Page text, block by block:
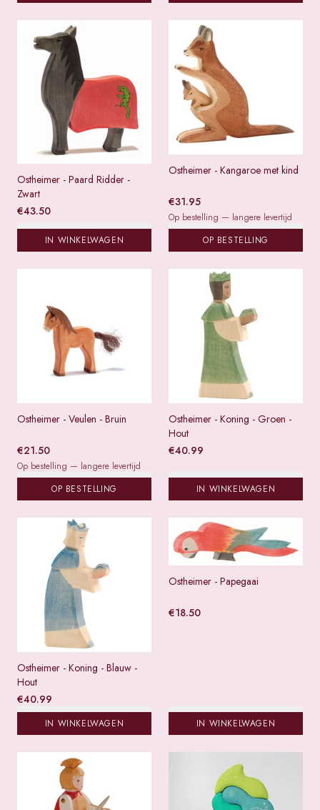
Ostheimer - Paard Ridder -
Zwart
€43.50
IN WINKELWAGEN
Ostheimer - Kangaroe met kind
€31.95
Op bestelling — langere levertijd
OP BESTELLING
Ostheimer - Veulen - Bruin
€21.50
Op bestelling — langere levertijd
OP BESTELLING
Ostheimer - Koning - Groen -
Hout
€40.99
IN WINKELWAGEN
Ostheimer - Koning - Blauw -
Hout
€40.99
IN WINKELWAGEN
Ostheimer - Papegaai
€18.50
IN WINKELWAGEN